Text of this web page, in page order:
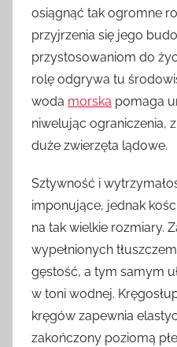
osiągnąć tak ogromne
przyjrzenia się jego
przystosowaniom do
rolę odgrywa tu
woda morska pomaga
niwelując ograniczenia,
duże zwierzęta lądowe.
Sztywność i
imponujące, jednak
na tak wielkie rozmiary.
wypełnionych
gęstość, a tym samym
w toni wodnej.
kręgów zapewnia
zakończony poziomą